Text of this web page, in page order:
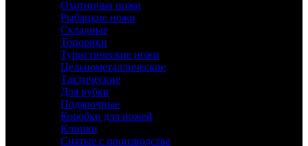
Охотничьи ножи
Рыбацкие ножи
Складные
Топорики
Туристические ножи
Цельнометаллические
Тактические
Для рубки
Подарочные
Коробки для ножей
Клинки
Снятые с производства